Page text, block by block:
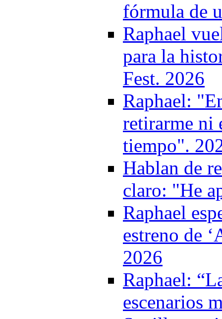
fórmula de
Raphael
para la
Fest. 2026
Raphael:
retirarme ni
tiempo".
Hablan de
claro: "He
Raphael
estreno de
2026
Raphael:
escenarios